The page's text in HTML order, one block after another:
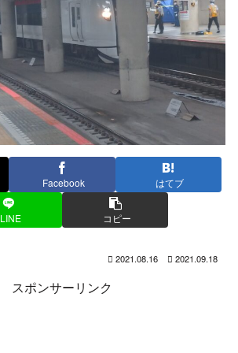
Facebook はてブ
LINE コピー
2021.08.16 2021.09.18
スポンサーリンク